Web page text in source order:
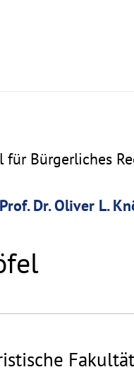
für Bürgerliches
Prof. Dr. Oliver L.